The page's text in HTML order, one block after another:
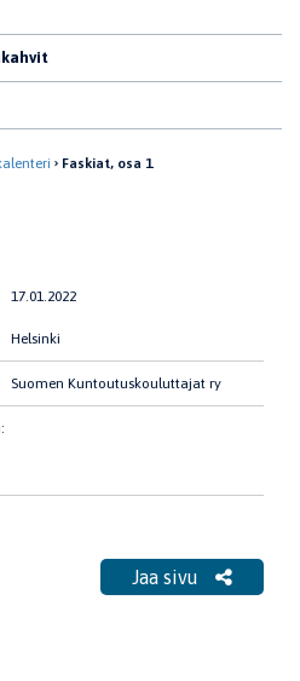
Faskiat, osa 1
17.01.2022
Helsinki
Suomen Kuntoutuskouluttajat ry
Jaa sivu